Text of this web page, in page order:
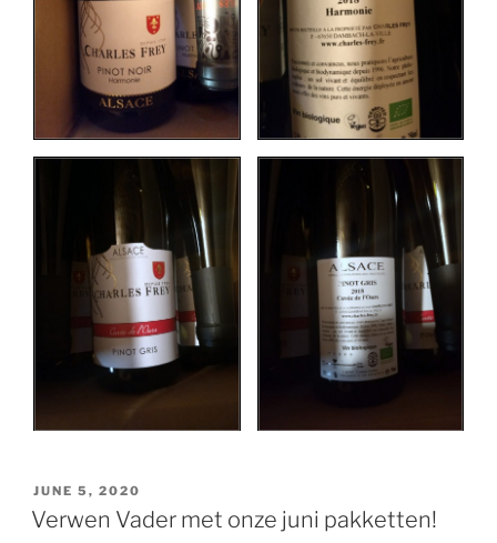
POSTED
ON
JUNE 5, 2020
Verwen Vader met onze juni pakketten!